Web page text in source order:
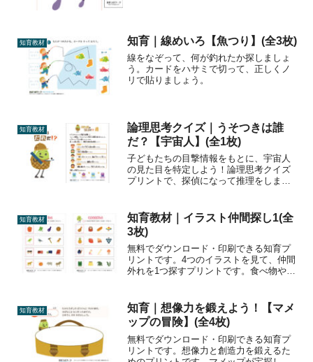
野菜1【大きさ比べ】野菜3...
知育教材 知育｜線めいろ【魚つり】(全3枚)
線をなぞって、何が釣れたか探しましょ
う。カードをハサミで切って、正しくノ
リで貼りましょう。
知育教材
論理思考クイズ｜うそつきは誰
だ？【宇宙人】(全1枚)
子どもたちの目撃情報をもとに、宇宙人
の見た目を特定しよう！論理思考クイズ
プリントで、探偵になって推理をしまし
知育教材
知育教材｜イラスト仲間探し1(全
3枚)
無料でダウンロード・印刷できる知育プ
リントです。4つのイラストを見て、仲間
外れを1つ探すプリントです。食べ物や乗
う。おすすめの学年幼児・小学生印刷方
法カラー印刷推奨【イラ...
知育教材
知育｜想像力を鍛えよう！【マメ
ップの冒険】(全4枚)
無料でダウンロード・印刷できる知育プ
リントです。想像力と創造力を鍛えるた